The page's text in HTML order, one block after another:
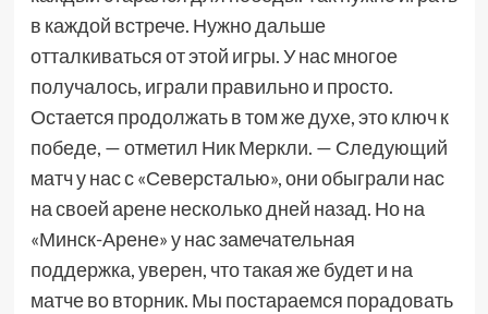
в каждой встрече. Нужно дальше
отталкиваться от этой игры. У нас многое
получалось, играли правильно и просто.
Остается продолжать в том же духе, это ключ к
победе, — отметил Ник Меркли. — Следующий
матч у нас с «Северсталью», они обыграли нас
на своей арене несколько дней назад. Но на
«Минск-Арене» у нас замечательная
поддержка, уверен, что такая же будет и на
матче во вторник. Мы постараемся порадовать